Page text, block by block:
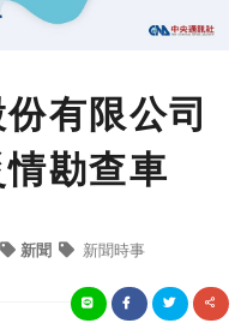
有限公司
勘查車
新聞 新聞時事